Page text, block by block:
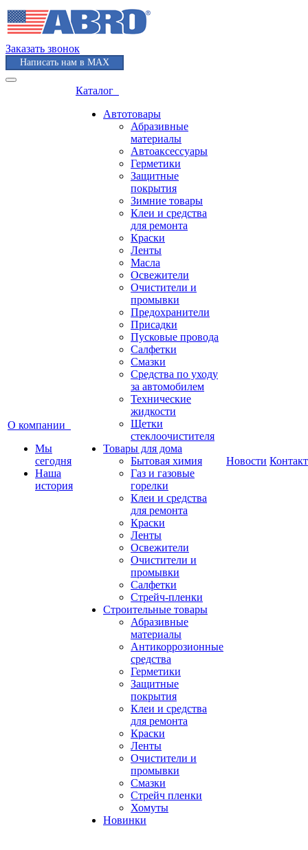
Заказать звонок
Написать нам в MAX
О компании
Мы
сегодня
Наша
история
Каталог
Автотовары
Абразивные
материалы
Автоаксессуары
Герметики
Защитные
покрытия
Зимние товары
Клеи и средства
для ремонта
Краски
Ленты
Масла
Освежители
Очистители и
промывки
Предохранители
Присадки
Пусковые провода
Салфетки
Смазки
Средства по уходу
за автомобилем
Технические
жидкости
Щетки
стеклоочистителя
Товары для дома
Бытовая химия
Газ и газовые
горелки
Клеи и средства
для ремонта
Краски
Ленты
Освежители
Очистители и
промывки
Салфетки
Стрейч-пленки
Строительные товары
Абразивные
материалы
Антикоррозионные
средства
Герметики
Защитные
покрытия
Клеи и средства
для ремонта
Краски
Ленты
Очистители и
промывки
Смазки
Стрейч пленки
Хомуты
Новинки
Новости